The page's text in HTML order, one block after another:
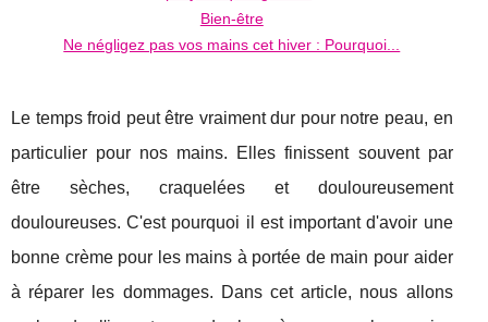
Bien-être
Ne négligez pas vos mains cet hiver : Pourquoi...
Le temps froid peut être vraiment dur pour notre peau, en
particulier pour nos mains. Elles finissent souvent par
être sèches, craquelées et douloureusement
douloureuses. C'est pourquoi il est important d'avoir une
bonne crème pour les mains à portée de main pour aider
à réparer les dommages. Dans cet article, nous allons